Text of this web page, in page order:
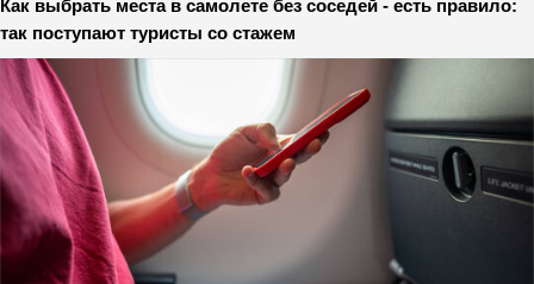
Как выбрать места в самолете без соседей - есть правило:
так поступают туристы со стажем